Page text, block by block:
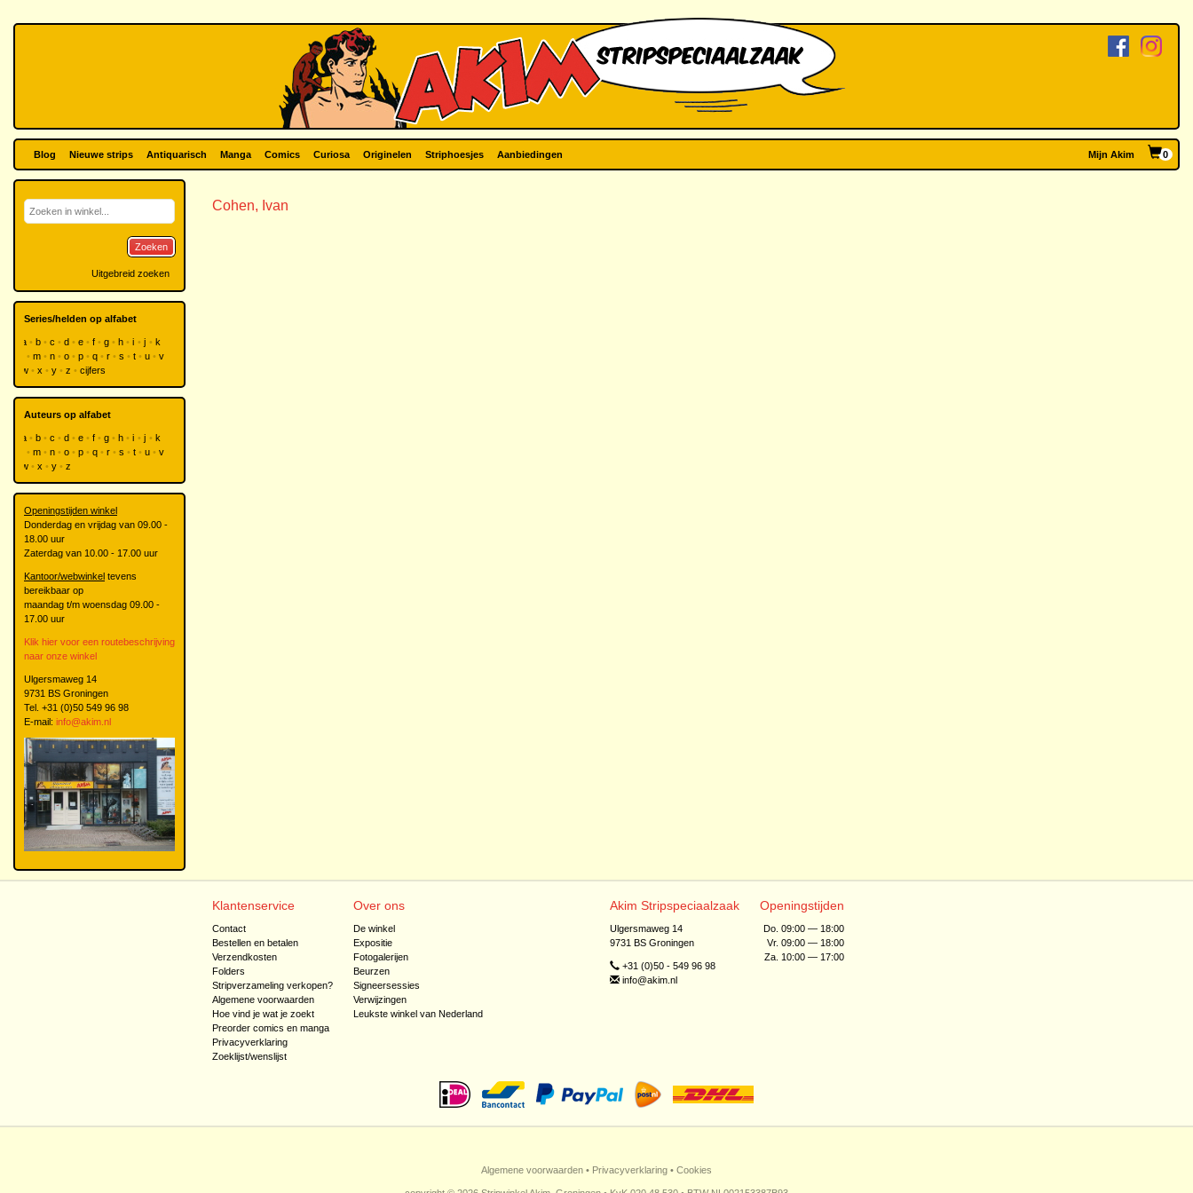
Blog Nieuwe strips Antiquarisch Manga Comics Curiosa Originelen Striphoesjes Aanbiedingen Mijn Akim 0
Cohen, Ivan
Zoeken
Uitgebreid zoeken
Series/helden op alfabet
a b c d e f g h i j
k
m n o p q r s t u
v
w
x y z cijfers
Auteurs op alfabet
a b c d e f g h i j
k
m n o p q r s t u
v
w
x y z
Openingstijden winkel
Donderdag en vrijdag van 09.00 -
18.00 uur
Zaterdag van 10.00 - 17.00 uur
Kantoor/webwinkel tevens
bereikbaar op
maandag t/m woensdag 09.00 -
17.00 uur
Klik hier voor een routebeschrijving
naar onze winkel
Ulgersmaweg 14
9731 BS Groningen
Tel. +31 (0)50 549 96 98
E-mail: info@akim.nl
Klantenservice
Contact
Bestellen en betalen
Verzendkosten
Folders
Stripverzameling verkopen?
Algemene voorwaarden
Hoe vind je wat je zoekt
Preorder comics en manga
Privacyverklaring
Zoeklijst/wenslijst
Over ons
De winkel
Expositie
Fotogalerijen
Beurzen
Signeersessies
Verwijzingen
Leukste winkel van Nederland
Akim Stripspeciaalzaak
Ulgersmaweg 14
9731 BS Groningen
+31 (0)50 - 549 96 98
info@akim.nl
Openingstijden
Do. 09:00 — 18:00
Vr. 09:00 — 18:00
Za. 10:00 — 17:00
Algemene voorwaarden • Privacyverklaring • Cookies